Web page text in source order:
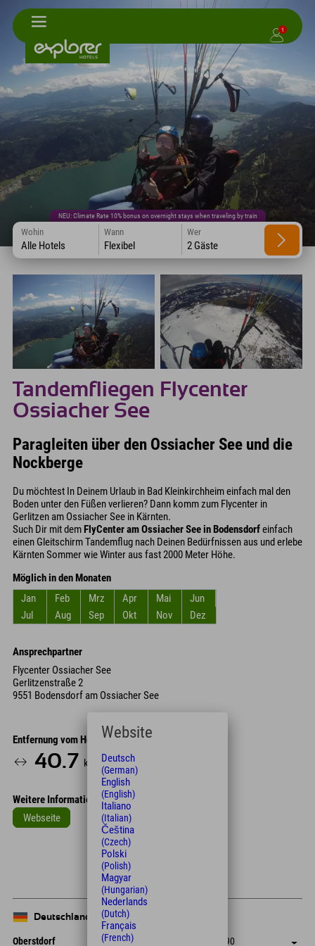
1
NEU: Climate Rate 10% bonus on overnight stays when traveling by train
Wohin
Alle Hotels
Wann
Flexibel
Wer
2 Gäste
Tandemfliegen Flycenter
Ossiacher See
Paragleiten über den Ossiacher See und die
Nockberge
Du möchtest In Deinem Urlaub in Bad Kleinkirchheim einfach mal den
Boden unter den Füßen verlieren? Dann komm zum Flycenter in
Gerlitzen am Ossiacher See in Kärnten.
Such Dir mit demFlyCenter am Ossiacher See in Bodensdorfeinfach
einen Gleitschirm Tandemflug nach Deinen Bedürfnissen aus und erlebe
Kärnten Sommer wie Winter aus fast 2000 Meter Höhe.
Möglich in den Monaten
Jan
Feb Mrz Apr Mai
Jun
Jul
Aug Sep Okt Nov Dez
Ansprechpartner
Flycenter Ossiacher See
Gerlitzenstraße 2
9551 Bodensdorf am Ossiacher See
Entfernung vom Hotel
40.7 km 42
Weitere Informationen
Webseite
Deutschland
Oberstdorf +49 8322 940 790
Website
Deutsch
(German)
English
(English)
Italiano
(Italian)
Čeština
(Czech)
Polski
(Polish)
Magyar
(Hungarian)
Nederlands
(Dutch)
Français
(French)